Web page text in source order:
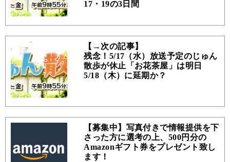
17・19の3日間
【→次の記事】
残念！5/17（水）放送予定のじゅん
散歩が休止「お花茶屋」は明日
5/18（木）に延期か？
【募集中】写真付きで情報提供を下
さった方に選考の上、500円分の
Amazonギフト券をプレゼント致し
ます！